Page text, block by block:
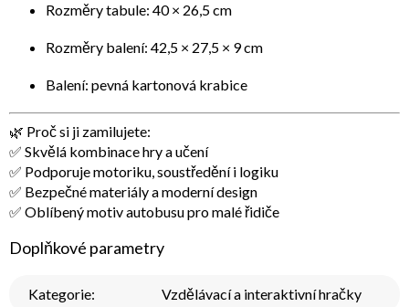
Rozměry tabule: 40 × 26,5 cm
Rozměry balení: 42,5 × 27,5 × 9 cm
Balení: pevná kartonová krabice
🌿 Proč si ji zamilujete:
✅ Skvělá kombinace hry a učení
✅ Podporuje motoriku, soustředění i logiku
✅ Bezpečné materiály a moderní design
✅ Oblíbený motiv autobusu pro malé řidiče
Doplňkové parametry
Kategorie: Vzdělávací a interaktivní hračky